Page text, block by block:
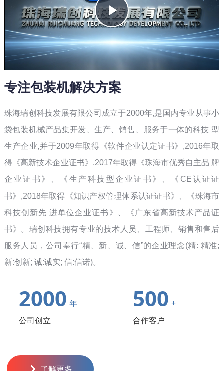
专注包装机解决方案
珠海瑞创科技发展有限公司成立于2000年,是国内专业从事小
袋包装机械产品集开发、生产、销售、服务于一体的科技 型
生产企业,并于2009年取得《软件企业认定证书》,2016年取
得《高新技术企业证书》,2017年取得《珠海市优秀自主品 牌
企业证书》、《生产科技型企业证书》、《CE认证证
书》,2018年取得《知识产权管理体系认证证书》、《珠海市
科技创新先 进单位企业证书》、《广东省高新技术产品证
书》。瑞创科技拥有专业的技术人员、工程师、销售和售后
服务人员，公司奉行“精、新、诚、信”的企业理念(精: 精准;
新:创新; 诚:诚实; 信:信诺)。
2000 年
公司创立
500 +
合作客户
낑 了解更多
Play
Video